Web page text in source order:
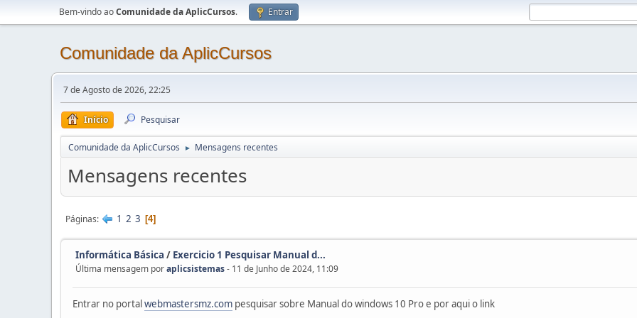
Bem-vindo aoComunidade da AplicCursos. Entrar
Comunidade da AplicCursos
7 de Agosto de 2026, 22:25
Início Pesquisar
Comunidade da AplicCursos ► Mensagens recentes
Mensagens recentes
Páginas 1 2 3 4
Informática Básica / Exercicio 1 Pesquisar Manual d...
Última mensagem poraplicsistemas- 11 de Junho de 2024, 11:09
Entrar no portalwebmastersmz.com pesquisar sobre Manual do windows 10 Pro e por aqui o link